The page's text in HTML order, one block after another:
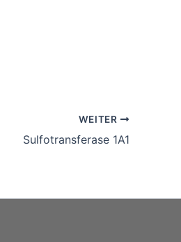
WEITER
Sulfotransferase 1A1